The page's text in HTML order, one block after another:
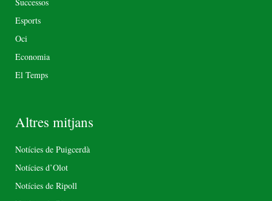
Esports
Oci
Economia
El Temps
Altres mitjans
Notícies de Puigcerdà
Notícies d’Olot
Notícies de Ripoll